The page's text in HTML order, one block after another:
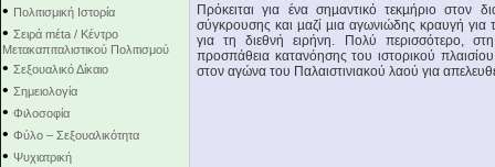
• Πολιτισμική Ιστορία
• Σειρά mέta / Κέντρο
Μετακαπιταλιστικού Πολιτισμού
• Σεξουαλικό Δίκαιο
• Σημειολογία
• Φιλοσοφία
• Φύλο – Σεξουαλικότητα
• Ψυχιατρική
Πρόκειται για ένα σηµαντικό τεκµήριο στον
σύγκρουσης και µαζί µια αγωνιώδης κραυγή
για τη διεθνή ειρήνη. Πολύ περισσότερο,
προσπάθεια κατανόησης του ιστορικού
στον αγώνα του Παλαιστινιακού λαού για